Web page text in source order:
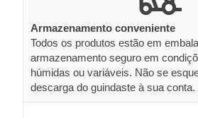
Armazenamento conveniente
Todos os produtos estão em
armazenamento seguro em
húmidas ou variáveis. Não se
descarga do guindaste à sua conta.